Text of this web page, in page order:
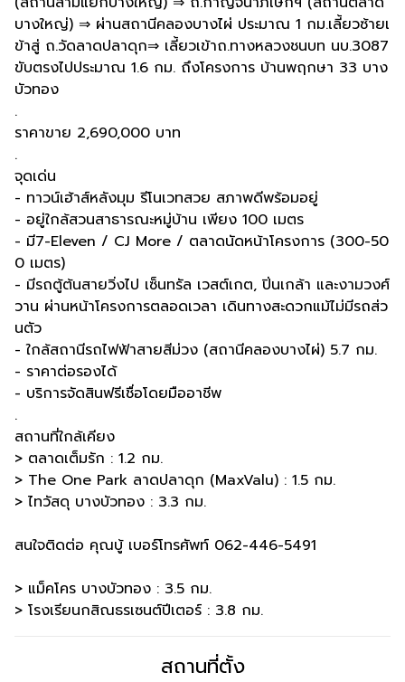
บางใหญ่) ⇒ ผ่านสถานีคลองบางไผ่ ประมาณ 1 กม.เลี้ยวซ้ายเ
ข้าสู่ ถ.วัดลาดปลาดุก⇒ เลี้ยวเข้าถ.ทางหลวงชนบท นบ.3087
ขับตรงไปประมาณ 1.6 กม. ถึงโครงการ บ้านพฤกษา 33 บาง
บัวทอง
.
ราคาขาย 2,690,000 บาท
.
จุดเด่น
- ทาวน์เฮ้าส์หลังมุม รีโนเวทสวย สภาพดีพร้อมอยู่
- อยู่ใกล้สวนสาธารณะหมู่บ้าน เพียง 100 เมตร
- มี7-Eleven / CJ More / ตลาดนัดหน้าโครงการ (300-50
0 เมตร)
- มีรถตู้ต้นสายวิ่งไป เซ็นทรัล เวสต์เกต, ปิ่นเกล้า และงามวงศ์
วาน ผ่านหน้าโครงการตลอดเวลา เดินทางสะดวกแม้ไม่มีรถส่ว
นตัว
- ใกล้สถานีรถไฟฟ้าสายสีม่วง (สถานีคลองบางไผ่) 5.7 กม.
- ราคาต่อรองได้
- บริการจัดสินฟรีเชื่อโดยมืออาชีพ
.
สถานที่ใกล้เคียง
> ตลาดเต็มรัก : 1.2 กม.
> The One Park ลาดปลาดุก (MaxValu) : 1.5 กม.
> ไทวัสดุ บางบัวทอง : 3.3 กม.
สนใจติดต่อ คุณบู้ เบอร์โทรศัพท์ 062-446-5491
> แม็คโคร บางบัวทอง : 3.5 กม.
> โรงเรียนกสิณธรเซนต์ปีเตอร์ : 3.8 กม.
สถานที่ตั้ง